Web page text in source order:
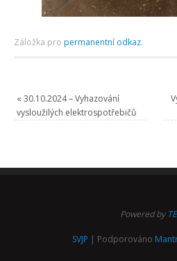
Záložka pro permanentní odkaz.
« 30.10.2024 – Vyhazování
vysloužilých elektrospotřebičů
Powered by
SVJP | Podporováno